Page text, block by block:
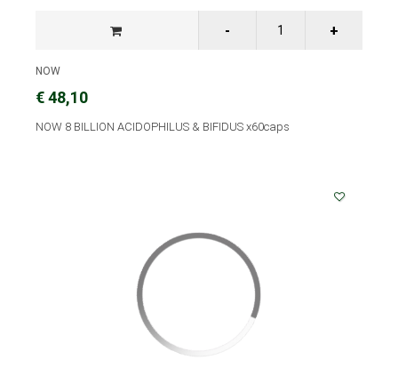
NOW
€ 48,10
NOW 8 BILLION ACIDOPHILUS & BIFIDUS x60caps